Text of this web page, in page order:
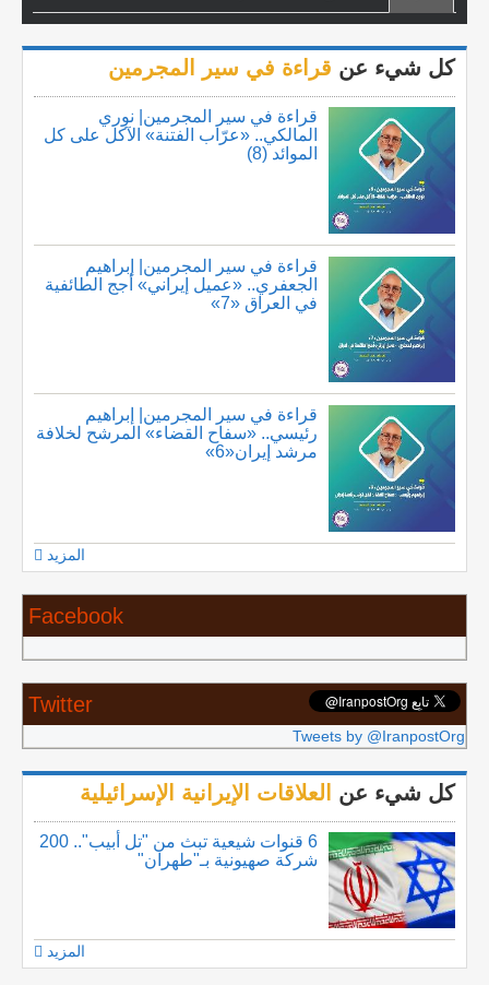
كل شيء عن قراءة في سير المجرمين
قراءة في سير المجرمين| نوري
المالكي.. «عرّاب الفتنة» الآكل على كل
الموائد (8)
قراءة في سير المجرمين| إبراهيم
الجعفري.. «عميل إيراني» أجج الطائفية
في العراق «7»
قراءة في سير المجرمين| إبراهيم
رئيسي.. «سفاح القضاء» المرشح لخلافة
مرشد إيران«6»
المزيد
Facebook
Twitter
Tweets by @IranpostOrg
كل شيء عن العلاقات الإيرانية الإسرائيلية
6 قنوات شيعية تبث من "تل أبيب".. 200
شركة صهيونية بـ"طهران"
المزيد